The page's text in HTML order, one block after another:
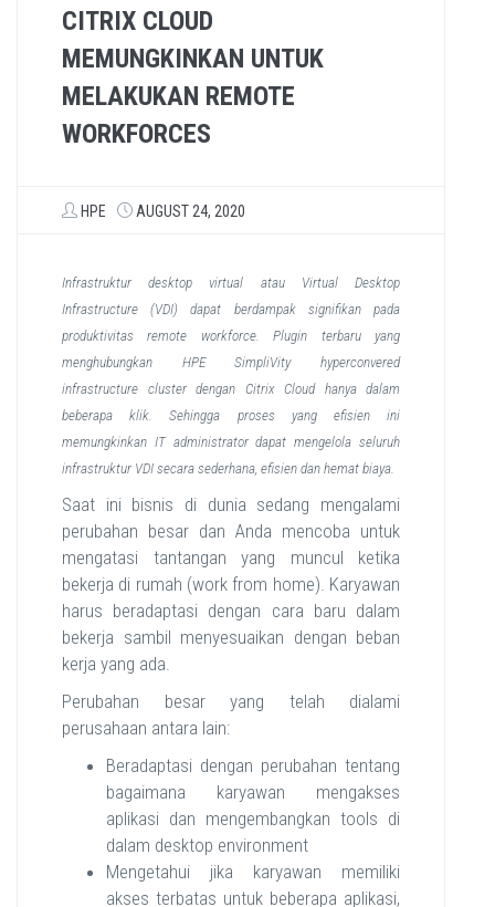
CITRIX CLOUD
MEMUNGKINKAN UNTUK
MELAKUKAN REMOTE
WORKFORCES
HPE AUGUST 24, 2020
Infrastruktur desktop virtual atau Virtual Desktop
Infrastructure (VDI) dapat berdampak signifikan pada
produktivitas remote workforce. Plugin terbaru yang
menghubungkan HPE SimpliVity hyperconvered
infrastructure cluster dengan Citrix Cloud hanya dalam
beberapa klik. Sehingga proses yang efisien ini
memungkinkan IT administrator dapat mengelola seluruh
infrastruktur VDI secara sederhana, efisien dan hemat biaya.
Saat ini bisnis di dunia sedang mengalami
perubahan besar dan Anda mencoba untuk
mengatasi tantangan yang muncul ketika
bekerja di rumah (work from home). Karyawan
harus beradaptasi dengan cara baru dalam
bekerja sambil menyesuaikan dengan beban
kerja yang ada.
Perubahan besar yang telah dialami
perusahaan antara lain:
Beradaptasi dengan perubahan tentang
bagaimana karyawan mengakses
aplikasi dan mengembangkan tools di
dalam desktop environment
Mengetahui jika karyawan memiliki
akses terbatas untuk beberapa aplikasi,